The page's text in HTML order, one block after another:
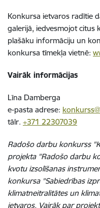
Konkursa ietvaros radītie
galerijā, iedvesmojot citus
plašāku informāciju un
konkursa tīmekļa vietnē:
Vairāk informācijas
Līna Damberga
e-pasta adrese:
tālr. +371 22307039
Radošo darbu konkurss
projekta "Radošo darbu
kvotu izsolīšanas
konkursa "Sabiedrības
klimatneitralitātes un
ietvaros. Vairāk par